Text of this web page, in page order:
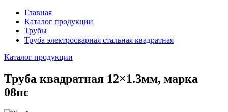
Главная
Каталог продукции
Трубы
Труба электросварная стальная квадратная
Каталог продукции
Труба квадратная 12×1.3мм, марка
08пс